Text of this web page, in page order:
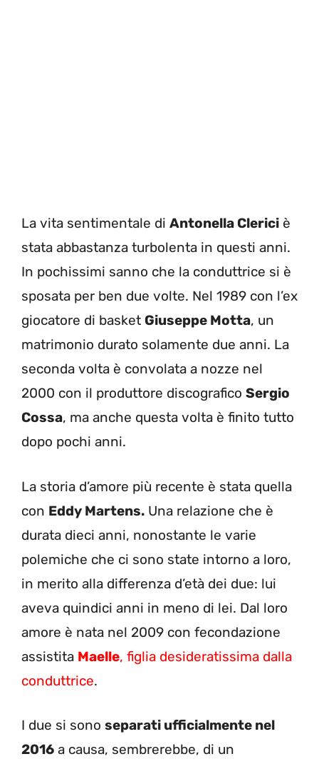
La vita sentimentale di Antonella Clerici è
stata abbastanza turbolenta in questi anni.
In pochissimi sanno che la conduttrice si è
sposata per ben due volte. Nel 1989 con l’ex
giocatore di basket Giuseppe Motta, un
matrimonio durato solamente due anni. La
seconda volta è convolata a nozze nel
2000 con il produttore discografico Sergio
Cossa, ma anche questa volta è finito tutto
dopo pochi anni.
La storia d’amore più recente è stata quella
con Eddy Martens. Una relazione che è
durata dieci anni, nonostante le varie
polemiche che ci sono state intorno a loro,
in merito alla differenza d’età dei due: lui
aveva quindici anni in meno di lei. Dal loro
amore è nata nel 2009 con fecondazione
assistita Maelle, figlia desideratissima dalla
conduttrice.
I due si sono separati ufficialmente nel
2016 a causa, sembrerebbe, di un